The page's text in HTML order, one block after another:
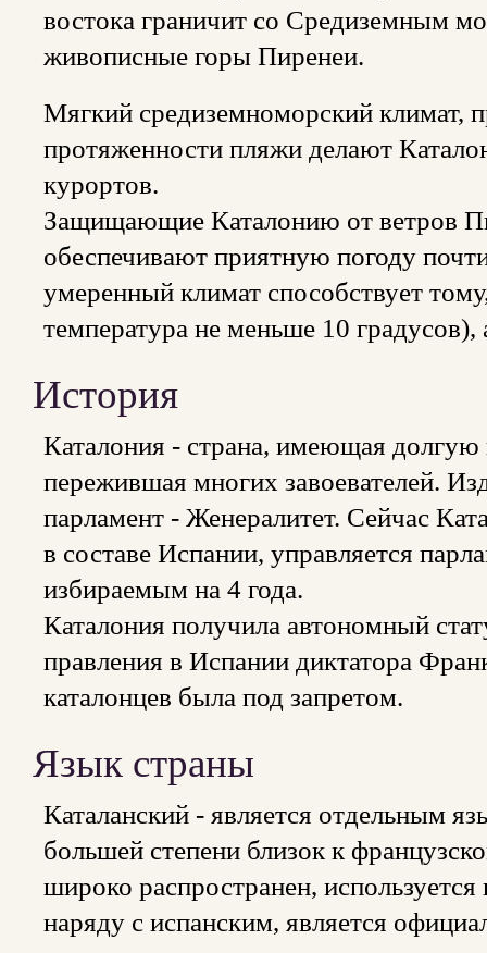
востока граничит со Средиземным
живописные горы Пиренеи.
Мягкий средиземноморский климат,
протяженности пляжи делают
курортов.
Защищающие Каталонию от ветров
обеспечивают приятную погоду
умеренный климат способствует
температура не меньше 10 градусов),
История
Каталония - страна, имеющая
пережившая многих завоевателей.
парламент - Женералитет. Сейчас
в составе Испании, управляется
избираемым на 4 года.
Каталония получила автономный
правления в Испании диктатора
каталонцев была под запретом.
Язык страны
Каталанский - является отдельным
большей степени близок к
широко распространен,
наряду с испанским, является